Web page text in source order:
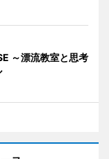
～漂流教室と思考